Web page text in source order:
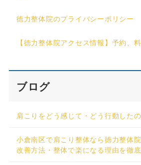
徳力整体院のプライバシーポリシー
【徳力整体院アクセス情報】予約、
ブログ
肩こりをどう感じて・どう行動した
小倉南区で肩こり整体なら徳力整体
改善方法・整体で楽になる理由を徹